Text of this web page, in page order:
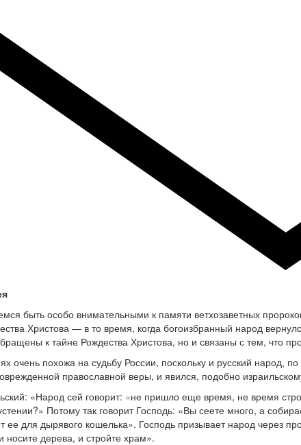
быть особо внимательными к памяти ветхозаветных
Христова — в то время, когда богоизбранный народ
к тайне Рождества Христова, но и связаны с тем, что
очень похожа на судьбу России, поскольку и русский народ,
православной веры, и явился, подобно
«Народ сей говорит: «не пришло еще время, не время
Потому так говорит Господь: «Вы сеете много, а
для дырявого кошелька». Господь призывает народ через
дерева, и стройте храм».